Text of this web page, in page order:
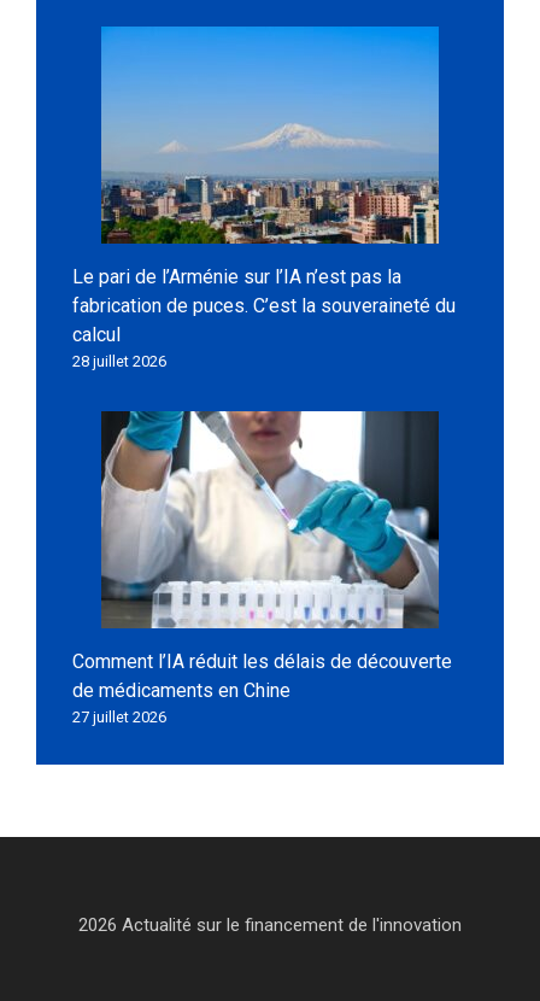
Le pari de l’Arménie sur l’IA n’est pas la
fabrication de puces. C’est la souveraineté du
calcul
28 juillet 2026
Comment l’IA réduit les délais de découverte
de médicaments en Chine
27 juillet 2026
2026 Actualité sur le financement de l'innovation